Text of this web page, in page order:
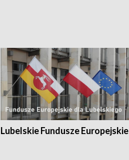
Lubelskie Fundusze Europejskie